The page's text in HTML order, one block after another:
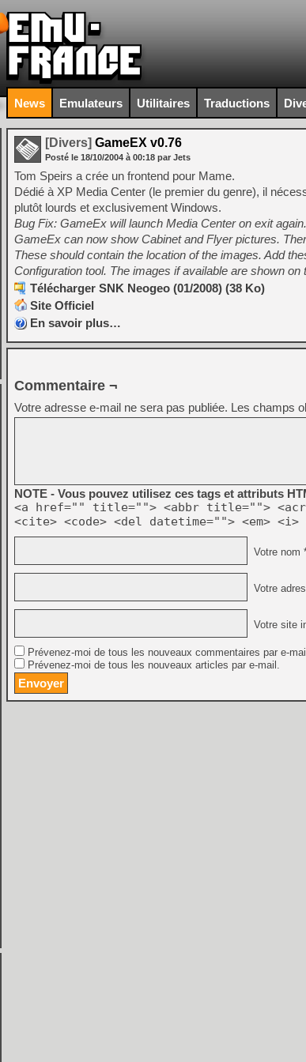
News Emulateurs Utilitaires Traductions
[Divers] GameEX v0.76
Posté le 18/10/2004 à 00:18 par Jets
Tom Speirs a crée un frontend pour Mame.
Dédié à XP Media Center (le premier du genre), il
plutôt lourds et exclusivement Windows.
Bug Fix: GameEx will launch Media Center on exit again.
GameEx can now show Cabinet and Flyer pictures.
These should contain the location of the images. Add
Configuration tool. The images if available are shown
Télécharger SNK Neogeo (01/2008) (38 Ko)
Site Officiel
En savoir plus…
Commentaire ¬
Votre adresse e-mail ne sera pas publiée. Les champs
NOTE - Vous pouvez utilisez ces tags et attributs
<a href="" title=""> <abbr title="">
<cite> <code> <del datetime=""> <em>
Votre nom
Votre
Votre site
Prévenez-moi de tous les nouveaux commentaires par e-
Prévenez-moi de tous les nouveaux articles par e-mail.